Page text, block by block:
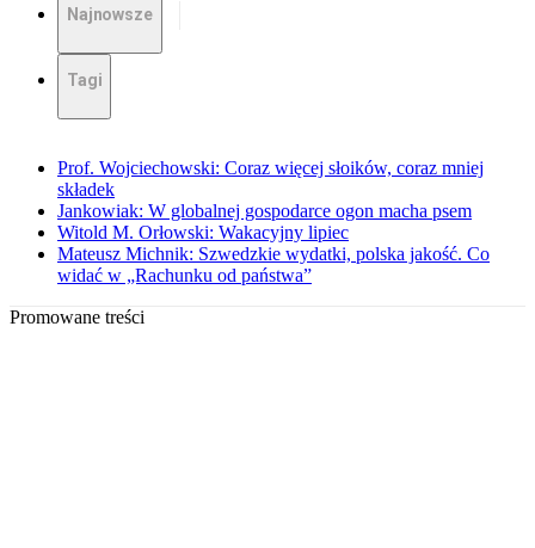
Najnowsze
Tagi
Prof. Wojciechowski: Coraz więcej słoików, coraz mniej
składek
Jankowiak: W globalnej gospodarce ogon macha psem
Witold M. Orłowski: Wakacyjny lipiec
Mateusz Michnik: Szwedzkie wydatki, polska jakość. Co
widać w „Rachunku od państwa”
Promowane treści